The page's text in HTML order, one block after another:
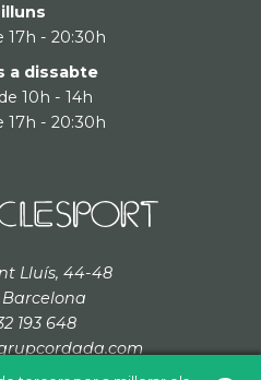
17h - 20:30h
a dissabte
10h - 14h
17h - 20:30h
Lluís, 44-48
193 648